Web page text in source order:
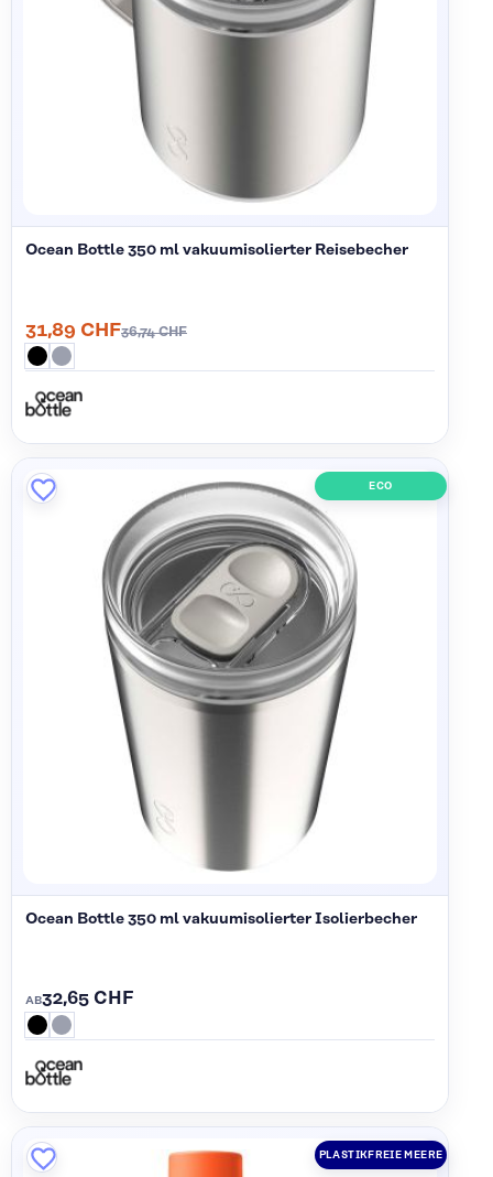
Ocean Bottle 350 ml vakuumisolierter Reisebecher
31,89 CHF36,74 CHF
ECO
Ocean Bottle 350 ml vakuumisolierter Isolierbecher
AB32,65 CHF
PLASTIKFREIE MEERE